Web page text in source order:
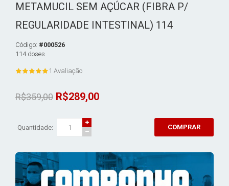
METAMUCIL SEM AÇÚCAR (FIBRA P/
REGULARIDADE INTESTINAL) 114
Código: #000526
114 doses
1 Avaliação
R$359,00 R$289,00
Quantidade: COMPRAR